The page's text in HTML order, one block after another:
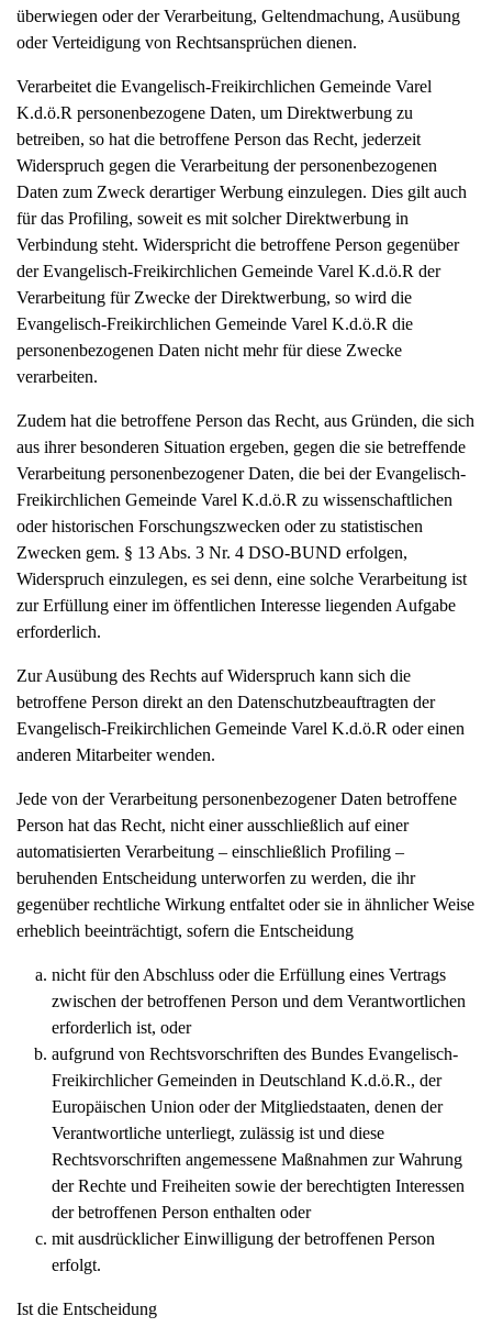
überwiegen oder der Verarbeitung, Geltendmachung, Ausübung
oder Verteidigung von Rechtsansprüchen dienen.
Verarbeitet die Evangelisch-Freikirchlichen Gemeinde Varel
K.d.ö.R personenbezogene Daten, um Direktwerbung zu
betreiben, so hat die betroffene Person das Recht, jederzeit
Widerspruch gegen die Verarbeitung der personenbezogenen
Daten zum Zweck derartiger Werbung einzulegen. Dies gilt auch
für das Profiling, soweit es mit solcher Direktwerbung in
Verbindung steht. Widerspricht die betroffene Person gegenüber
der Evangelisch-Freikirchlichen Gemeinde Varel K.d.ö.R der
Verarbeitung für Zwecke der Direktwerbung, so wird die
Evangelisch-Freikirchlichen Gemeinde Varel K.d.ö.R die
personenbezogenen Daten nicht mehr für diese Zwecke
verarbeiten.
Zudem hat die betroffene Person das Recht, aus Gründen, die sich
aus ihrer besonderen Situation ergeben, gegen die sie betreffende
Verarbeitung personenbezogener Daten, die bei der Evangelisch-
Freikirchlichen Gemeinde Varel K.d.ö.R zu wissenschaftlichen
oder historischen Forschungszwecken oder zu statistischen
Zwecken gem. § 13 Abs. 3 Nr. 4 DSO-BUND erfolgen,
Widerspruch einzulegen, es sei denn, eine solche Verarbeitung ist
zur Erfüllung einer im öffentlichen Interesse liegenden Aufgabe
erforderlich.
Zur Ausübung des Rechts auf Widerspruch kann sich die
betroffene Person direkt an den Datenschutzbeauftragten der
Evangelisch-Freikirchlichen Gemeinde Varel K.d.ö.R oder einen
anderen Mitarbeiter wenden.
Jede von der Verarbeitung personenbezogener Daten betroffene
Person hat das Recht, nicht einer ausschließlich auf einer
automatisierten Verarbeitung – einschließlich Profiling –
beruhenden Entscheidung unterworfen zu werden, die ihr
gegenüber rechtliche Wirkung entfaltet oder sie in ähnlicher Weise
erheblich beeinträchtigt, sofern die Entscheidung
nicht für den Abschluss oder die Erfüllung eines Vertrags
zwischen der betroffenen Person und dem Verantwortlichen
erforderlich ist, oder
aufgrund von Rechtsvorschriften des Bundes Evangelisch-
Freikirchlicher Gemeinden in Deutschland K.d.ö.R., der
Europäischen Union oder der Mitgliedstaaten, denen der
Verantwortliche unterliegt, zulässig ist und diese
Rechtsvorschriften angemessene Maßnahmen zur Wahrung
der Rechte und Freiheiten sowie der berechtigten Interessen
der betroffenen Person enthalten oder
mit ausdrücklicher Einwilligung der betroffenen Person
erfolgt.
Ist die Entscheidung